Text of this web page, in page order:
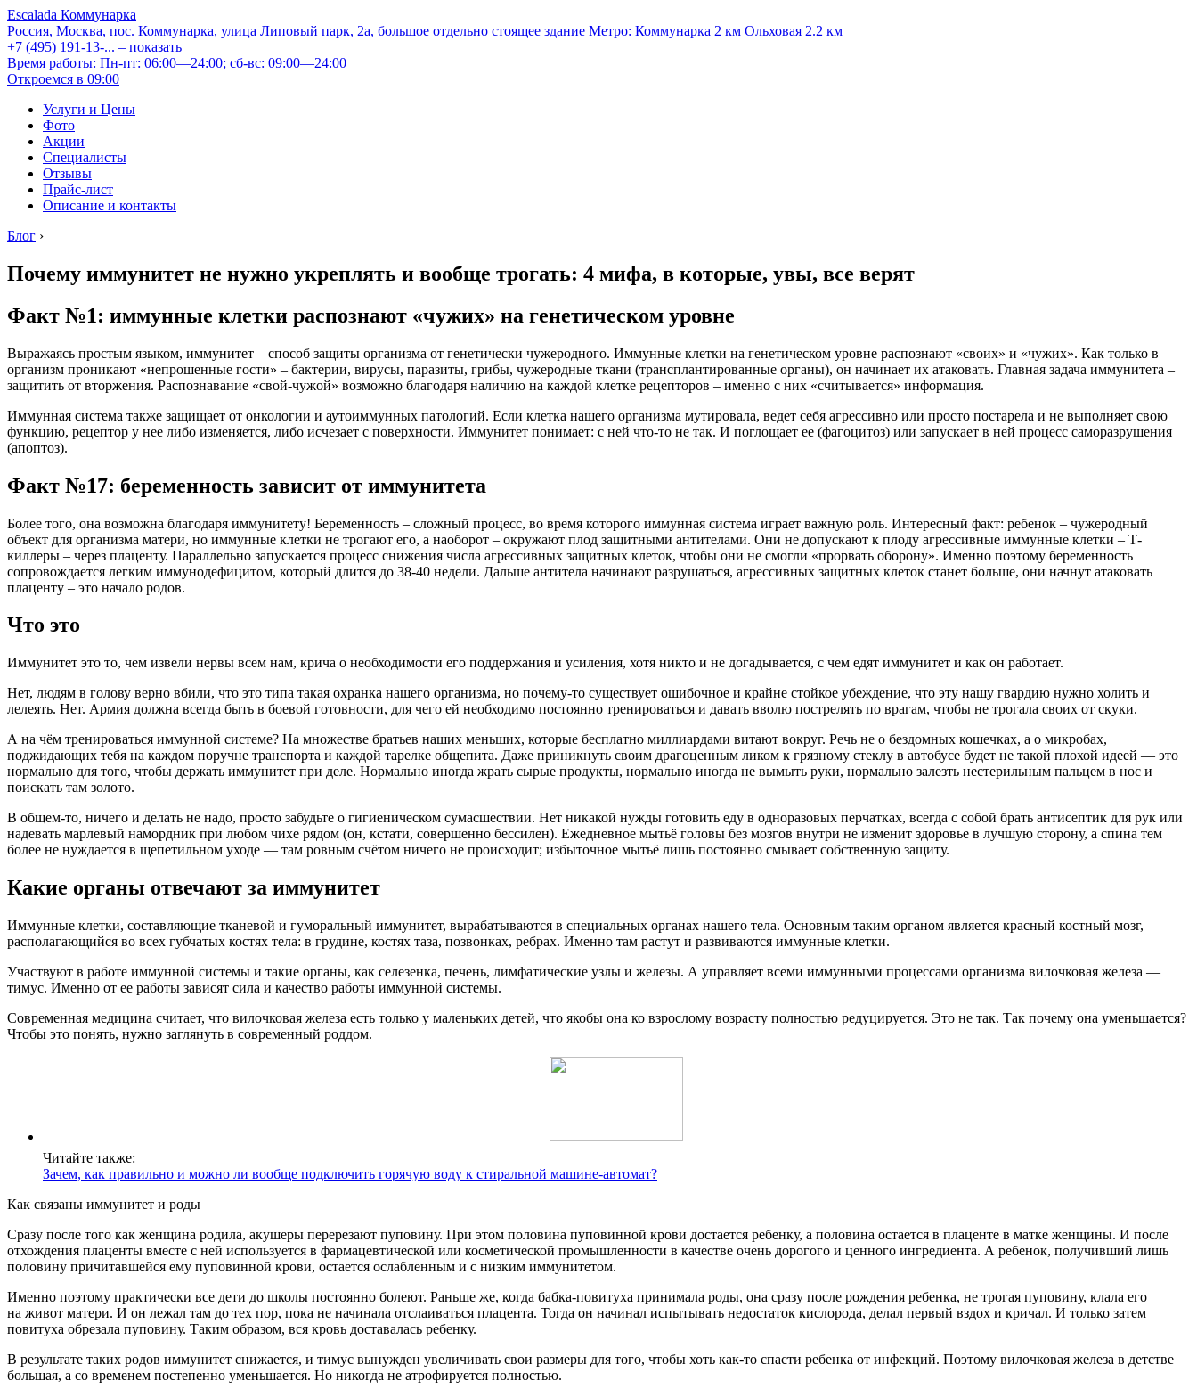
Escalada Коммунарка
Россия, Москва, пос. Коммунарка, улица Липовый парк, 2а, большое отдельно стоящее здание Метро: Коммунарка 2 км Ольховая 2.2 км
+7 (495) 191-13-... – показать
Время работы: Пн-пт: 06:00—24:00; сб-вс: 09:00—24:00
Откроемся в 09:00
Услуги и Цены
Фото
Акции
Специалисты
Отзывы
Прайс-лист
Описание и контакты
Блог ›
Почему иммунитет не нужно укреплять и вообще трогать: 4 мифа, в которые, увы, все верят
Факт №1: иммунные клетки распознают «чужих» на генетическом уровне
Выражаясь простым языком, иммунитет – способ защиты организма от генетически чужеродного. Иммунные клетки на генетическом уровне распознают «своих» и «чужих». Как только в
организм проникают «непрошенные гости» – бактерии, вирусы, паразиты, грибы, чужеродные ткани (трансплантированные органы), он начинает их атаковать. Главная задача иммунитета –
защитить от вторжения. Распознавание «свой-чужой» возможно благодаря наличию на каждой клетке рецепторов – именно с них «считывается» информация.
Иммунная система также защищает от онкологии и аутоиммунных патологий. Если клетка нашего организма мутировала, ведет себя агрессивно или просто постарела и не выполняет свою
функцию, рецептор у нее либо изменяется, либо исчезает с поверхности. Иммунитет понимает: с ней что-то не так. И поглощает ее (фагоцитоз) или запускает в ней процесс саморазрушения
(апоптоз).
Факт №17: беременность зависит от иммунитета
Более того, она возможна благодаря иммунитету! Беременность – сложный процесс, во время которого иммунная система играет важную роль. Интересный факт: ребенок – чужеродный
объект для организма матери, но иммунные клетки не трогают его, а наоборот – окружают плод защитными антителами. Они не допускают к плоду агрессивные иммунные клетки – Т-
киллеры – через плаценту. Параллельно запускается процесс снижения числа агрессивных защитных клеток, чтобы они не смогли «прорвать оборону». Именно поэтому беременность
сопровождается легким иммунодефицитом, который длится до 38-40 недели. Дальше антитела начинают разрушаться, агрессивных защитных клеток станет больше, они начнут атаковать
плаценту – это начало родов.
Что это
Иммунитет это то, чем извели нервы всем нам, крича о необходимости его поддержания и усиления, хотя никто и не догадывается, с чем едят иммунитет и как он работает.
Нет, людям в голову верно вбили, что это типа такая охранка нашего организма, но почему-то существует ошибочное и крайне стойкое убеждение, что эту нашу гвардию нужно холить и
лелеять. Нет. Армия должна всегда быть в боевой готовности, для чего ей необходимо постоянно тренироваться и давать вволю пострелять по врагам, чтобы не трогала своих от скуки.
А на чём тренироваться иммунной системе? На множестве братьев наших меньших, которые бесплатно миллиардами витают вокруг. Речь не о бездомных кошечках, а о микробах,
поджидающих тебя на каждом поручне транспорта и каждой тарелке общепита. Даже приникнуть своим драгоценным ликом к грязному стеклу в автобусе будет не такой плохой идеей — это
нормально для того, чтобы держать иммунитет при деле. Нормально иногда жрать сырые продукты, нормально иногда не вымыть руки, нормально залезть нестерильным пальцем в нос и
поискать там золото.
В общем-то, ничего и делать не надо, просто забудьте о гигиеническом сумасшествии. Нет никакой нужды готовить еду в одноразовых перчатках, всегда с собой брать антисептик для рук или
надевать марлевый намордник при любом чихе рядом (он, кстати, совершенно бессилен). Ежедневное мытьё головы без мозгов внутри не изменит здоровье в лучшую сторону, а спина тем
более не нуждается в щепетильном уходе — там ровным счётом ничего не происходит; избыточное мытьё лишь постоянно смывает собственную защиту.
Какие органы отвечают за иммунитет
Иммунные клетки, составляющие тканевой и гуморальный иммунитет, вырабатываются в специальных органах нашего тела. Основным таким органом является красный костный мозг,
располагающийся во всех губчатых костях тела: в грудине, костях таза, позвонках, ребрах. Именно там растут и развиваются иммунные клетки.
Участвуют в работе иммунной системы и такие органы, как селезенка, печень, лимфатические узлы и железы. А управляет всеми иммунными процессами организма вилочковая железа —
тимус. Именно от ее работы зависят сила и качество работы иммунной системы.
Современная медицина считает, что вилочковая железа есть только у маленьких детей, что якобы она ко взрослому возрасту полностью редуцируется. Это не так. Так почему она уменьшается?
Чтобы это понять, нужно заглянуть в современный роддом.
Читайте также:
Зачем, как правильно и можно ли вообще подключить горячую воду к стиральной машине-автомат?
Как связаны иммунитет и роды
Сразу после того как женщина родила, акушеры перерезают пуповину. При этом половина пуповинной крови достается ребенку, а половина остается в плаценте в матке женщины. И после
отхождения плаценты вместе с ней используется в фармацевтической или косметической промышленности в качестве очень дорогого и ценного ингредиента. А ребенок, получивший лишь
половину причитавшейся ему пуповинной крови, остается ослабленным и с низким иммунитетом.
Именно поэтому практически все дети до школы постоянно болеют. Раньше же, когда бабка-повитуха принимала роды, она сразу после рождения ребенка, не трогая пуповину, клала его
на живот матери. И он лежал там до тех пор, пока не начинала отслаиваться плацента. Тогда он начинал испытывать недостаток кислорода, делал первый вздох и кричал. И только затем
повитуха обрезала пуповину. Таким образом, вся кровь доставалась ребенку.
В результате таких родов иммунитет снижается, и тимус вынужден увеличивать свои размеры для того, чтобы хоть как-то спасти ребенка от инфекций. Поэтому вилочковая железа в детстве
большая, а со временем постепенно уменьшается. Но никогда не атрофируется полностью.